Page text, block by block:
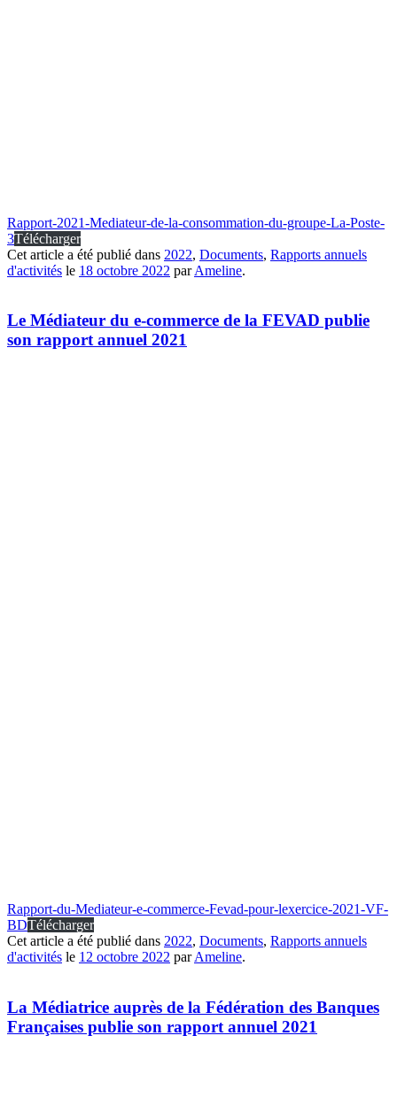
Rapport-2021-Mediateur-de-la-consommation-du-groupe-La-Poste-
3Télécharger
Cet article a été publié dans 2022, Documents, Rapports annuels
d'activités le 18 octobre 2022 parAmeline.
Le Médiateur du e-commerce de la FEVAD publie
son rapport annuel 2021
Rapport-du-Mediateur-e-commerce-Fevad-pour-lexercice-2021-VF-
BDTélécharger
Cet article a été publié dans 2022, Documents, Rapports annuels
d'activités le 12 octobre 2022 parAmeline.
La Médiatrice auprès de la Fédération des Banques
Françaises publie son rapport annuel 2021